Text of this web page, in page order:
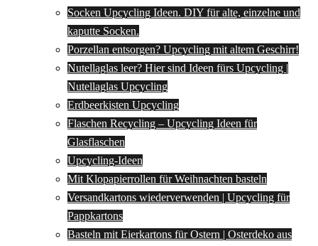
Socken Upcycling Ideen. DIY für alte, einzelne und
kaputte Socken.
Porzellan entsorgen? Upcycling mit altem Geschirr!
Nutellaglas leer? Hier sind Ideen fürs Upcycling |
Nutellaglas Upcycling
Erdbeerkisten Upcycling
Flaschen Recycling – Upcycling Ideen für
Glasflaschen
Upcycling-Ideen
Mit Klopapierrollen für Weihnachten basteln
Versandkartons wiederverwenden | Upcycling für
Pappkartons
Basteln mit Eierkartons für Ostern | Osterdeko aus